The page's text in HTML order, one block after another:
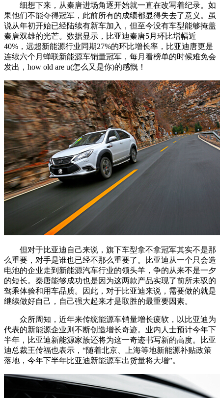
细想下来，从秦唐进场角逐开始就一直在改写着纪录。如
果他们不能夺得冠军，此前所有的成绩都显得失去了意义。虽
说从年初开始已经陆续有新车加入，但至今没有车型能够掩盖
秦唐双雄的光芒。数据显示，比亚迪秦唐5月环比增幅近
40%，远超新能源行业同期27%的环比增长率，比亚迪唐更是
连续六个月蝉联新能源车销量冠军，每月看榜单的时候难免会
发出，how old are u(怎么又是你)的感慨！
但对于比亚迪自己来说，旗下车型拿不拿冠军其实不是那
么重要，对手是谁也已经不那么重要了。比亚迪从一个只会造
电池的企业走到新能源汽车行业的领头羊，争的从来不是一夕
的短长。秦唐能够成功也是因为这两款产品实现了前所未驭的
驾乘体验和用车品质。因此，对于比亚迪来说，需要做的就是
继续做好自己，自己强大起来才是取胜的最重要因素。
众所周知，近年来传统能源车销量增长疲软，以比亚迪为
代表的新能源企业则不断创造增长奇迹。业内人士预计今年下
半年，比亚迪新能源家族还将为这一奇迹书写新的高度。比亚
迪总裁王传福也表示，“随着北京、上海等地新能源补贴政策
落地，今年下半年比亚迪新能源车出货量将大增”。